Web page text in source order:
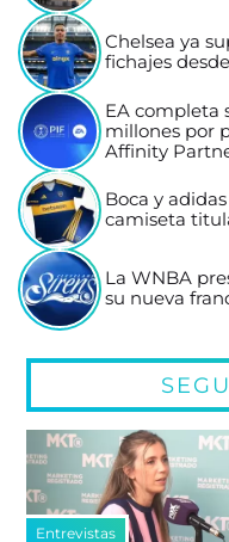
Chelsea ya
fichajes
EA completa
millones por
Affinity
Boca y
camiseta
La WNBA
su nueva
Entrevistas